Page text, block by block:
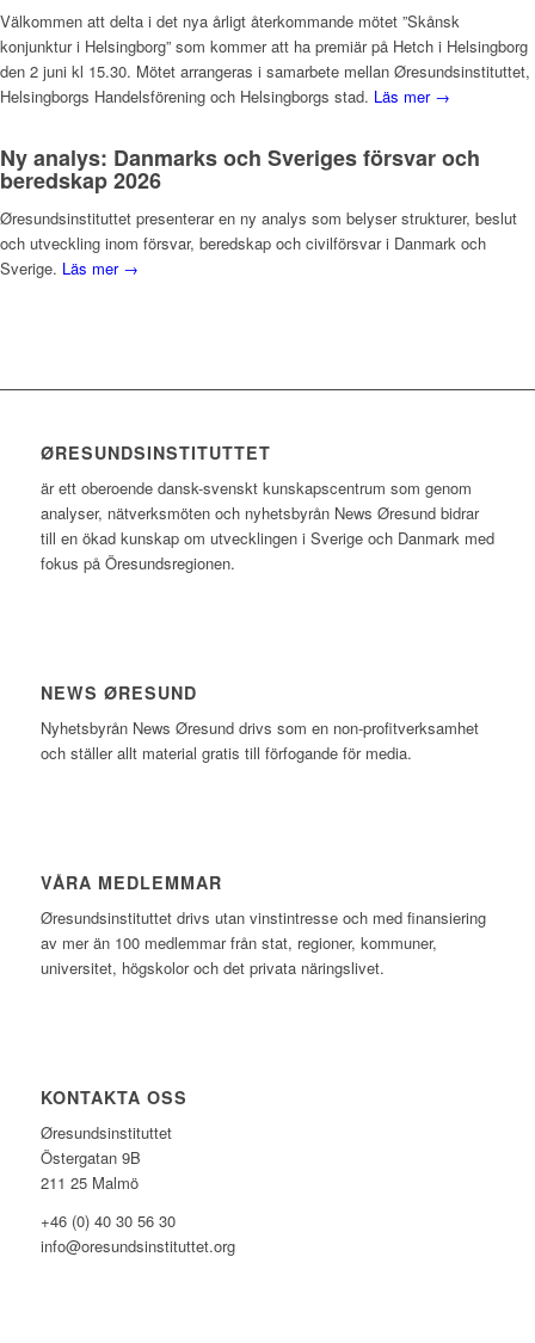
Välkommen att delta i det nya årligt återkommande mötet ”Skånsk
konjunktur i Helsingborg” som kommer att ha premiär på Hetch i Helsingborg
den 2 juni kl 15.30. Mötet arrangeras i samarbete mellan Øresundsinstituttet,
Helsingborgs Handelsförening och Helsingborgs stad. Läs mer →
Ny analys: Danmarks och Sveriges försvar och
beredskap 2026
Øresundsinstituttet presenterar en ny analys som belyser strukturer, beslut
och utveckling inom försvar, beredskap och civilförsvar i Danmark och
Sverige. Läs mer →
ØRESUNDSINSTITUTTET
är ett oberoende dansk-svenskt kunskapscentrum som genom
analyser, nätverksmöten och nyhetsbyrån News Øresund bidrar
till en ökad kunskap om utvecklingen i Sverige och Danmark med
fokus på Öresundsregionen.
NEWS ØRESUND
Nyhetsbyrån News Øresund drivs som en non-profitverksamhet
och ställer allt material gratis till förfogande för media.
VÅRA MEDLEMMAR
Øresundsinstituttet drivs utan vinst­intresse och med finansiering
av mer än 100 medlemmar från stat, regioner, kommuner,
universitet, högskolor och det privata näringslivet.
KONTAKTA OSS
Øresundsinstituttet
Östergatan 9B
211 25 Malmö
+46 (0) 40 30 56 30
info@oresundsinstituttet.org